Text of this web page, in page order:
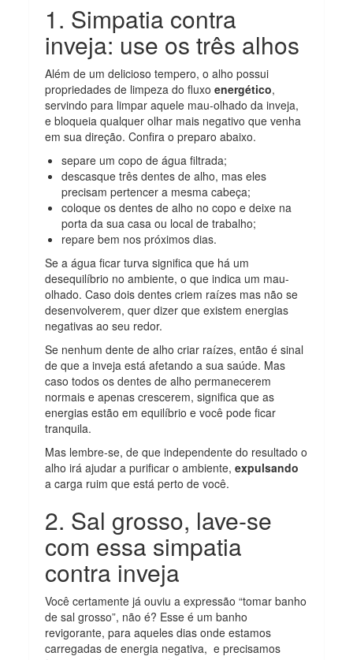
1. Simpatia contra
inveja: use os três alhos
Além de um delicioso tempero, o alho possui
propriedades de limpeza do fluxoenergético,
servindo para limpar aquele mau-olhado da inveja,
e bloqueia qualquer olhar mais negativo que venha
em sua direção. Confira o preparo abaixo.
separe um copo de água filtrada;
descasque três dentes de alho, mas eles
precisam pertencer a mesma cabeça;
coloque os dentes de alho no copo e deixe na
porta da sua casa ou local de trabalho;
repare bem nos próximos dias.
Se a água ficar turva significa que há um
desequilíbrio no ambiente, o que indica um mau-
olhado. Caso dois dentes criem raízes mas não se
desenvolverem, quer dizer que existem energias
negativas ao seu redor.
Se nenhum dente de alho criar raízes, então é sinal
de que a inveja está afetando a sua saúde. Mas
caso todos os dentes de alho permanecerem
normais e apenas crescerem, significa que as
energias estão em equilíbrio e você pode ficar
tranquila.
Mas lembre-se, de que independente do resultado o
alho irá ajudar a purificar o ambiente,expulsando
a carga ruim que está perto de você.
2. Sal grosso, lave-se
com essa simpatia
contra inveja
Você certamente já ouviu a expressão “tomar banho
de sal grosso”, não é? Esse é um banho
revigorante, para aqueles dias onde estamos
carregadas de energia negativa, e precisamos